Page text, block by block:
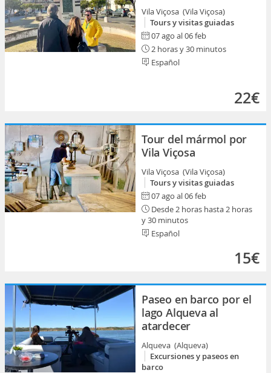
Vila Viçosa (Vila Viçosa)
Tours y visitas guiadas
07 ago al 06 feb
2 horas y 30 minutos
Español
22€
Tour del mármol por
Vila Viçosa
Vila Viçosa (Vila Viçosa)
Tours y visitas guiadas
07 ago al 06 feb
Desde 2 horas hasta 2 horas
y 30 minutos
Español
15€
Paseo en barco por el
lago Alqueva al
atardecer
Alqueva (Alqueva)
Excursiones y paseos en
barco